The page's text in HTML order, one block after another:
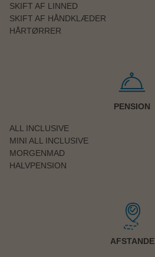
SKIFT AF LINNED
SKIFT AF HÅNDKLÆDER
HÅRTØRRER
PENSION
ALL INCLUSIVE
MINI ALL INCLUSIVE
MORGENMAD
HALVPENSION
AFSTANDE